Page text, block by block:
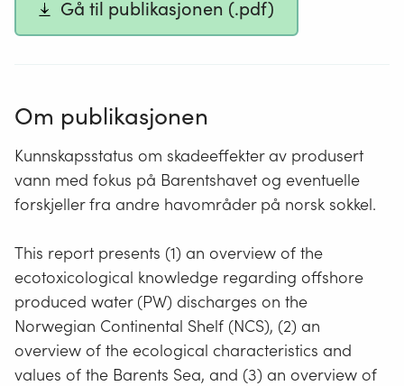
Gå til publikasjonen (.pdf)
Om publikasjonen
Kunnskapsstatus om skadeeffekter av produsert
vann med fokus på Barentshavet og eventuelle
forskjeller fra andre havområder på norsk sokkel.
This report presents (1) an overview of the
ecotoxicological knowledge regarding offshore
produced water (PW) discharges on the
Norwegian Continental Shelf (NCS), (2) an
overview of the ecological characteristics and
values of the Barents Sea, and (3) an overview of